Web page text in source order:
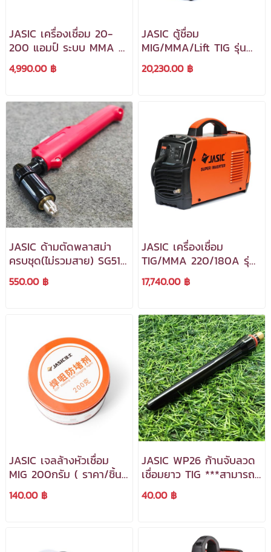
JASIC เครื่องเชื่อม 20-
200 แอมป์ ระบบ MMA /
Lift TIG รุ่น ARC210D
***สามารถออกใบกำกับ
4,990.00 ฿
JASIC ตู้ชื่อม
MIG/MMA/Lift TIG รุ่น
MIG200D+ แรงดันไฟ
220v. ***สามารถออกใบ
20,230.00 ฿
JASIC ด้ามตัดพลาสม่า
ครบชุด(ไม่รวมสาย) SG51
***สามารถออกใบกำกับ
ภาษีได้***
550.00 ฿
JASIC เครื่องเชื่อม
TIG/MMA 220/180A รุ่น
TIG250W227II ***สามารถ
ออกใบกำกับภาษีได้***
17,740.00 ฿
JASIC เจลล้างหัวเชื่อม
MIG 200กรัม ( ราคา/ชิ้น
) ***สามารถออกใบกำกับ
ภาษีได้***
140.00 ฿
JASIC WP26 ก้านจับลวด
เชื่อมยาว TIG ***สามารถ
ออกใบกำกับภาษีได้***
40.00 ฿